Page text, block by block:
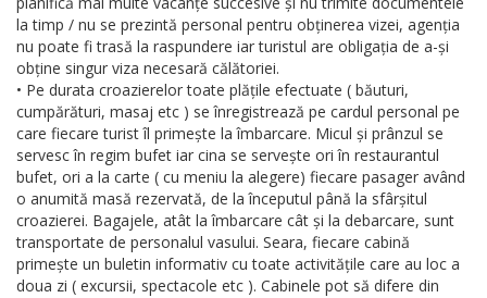
la timp / nu se prezintă personal pentru obținerea vizei, agenția
nu poate fi trasă la raspundere iar turistul are obligația de a-și
obține singur viza necesară călătoriei.
• Pe durata croazierelor toate plățile efectuate ( băuturi,
cumpărături, masaj etc ) se înregistrează pe cardul personal pe
care fiecare turist îl primește la îmbarcare. Micul și prânzul se
servesc în regim bufet iar cina se servește ori în restaurantul
bufet, ori a la carte ( cu meniu la alegere) fiecare pasager având
o anumită masă rezervată, de la începutul până la sfârșitul
croazierei. Bagajele, atât la îmbarcare cât și la debarcare, sunt
transportate de personalul vasului. Seara, fiecare cabină
primește un buletin informativ cu toate activitățile care au loc a
doua zi ( excursii, spectacole etc ). Cabinele pot să difere din